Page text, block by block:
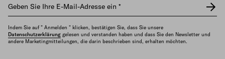
Geben Sie Ihre E-Mail-Adresse ein *
Indem Sie auf " Anmelden " klicken, bestätigen Sie, dass Sie unsere
Datenschutzerklärung gelesen und verstanden haben und dass Sie den Newsletter und
andere Marketingmitteilungen, die darin beschrieben sind, erhalten möchten.